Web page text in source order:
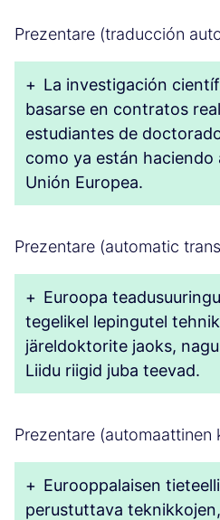
Prezentare (traducción
+ La investigación
basarse en contratos
estudiantes de
como ya están haciendo
Unión Europea.
Prezentare (automatic
+ Euroopa
tegelikel lepingutel
järeldoktorite jaoks,
Liidu riigid juba teevad.
Prezentare (automaattinen
+ Eurooppalaisen
perustuttava